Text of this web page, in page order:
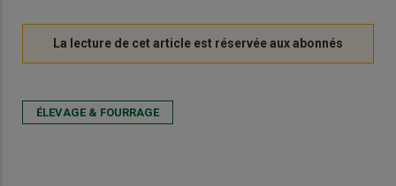
ÉLEVAGE & FOURRAGE